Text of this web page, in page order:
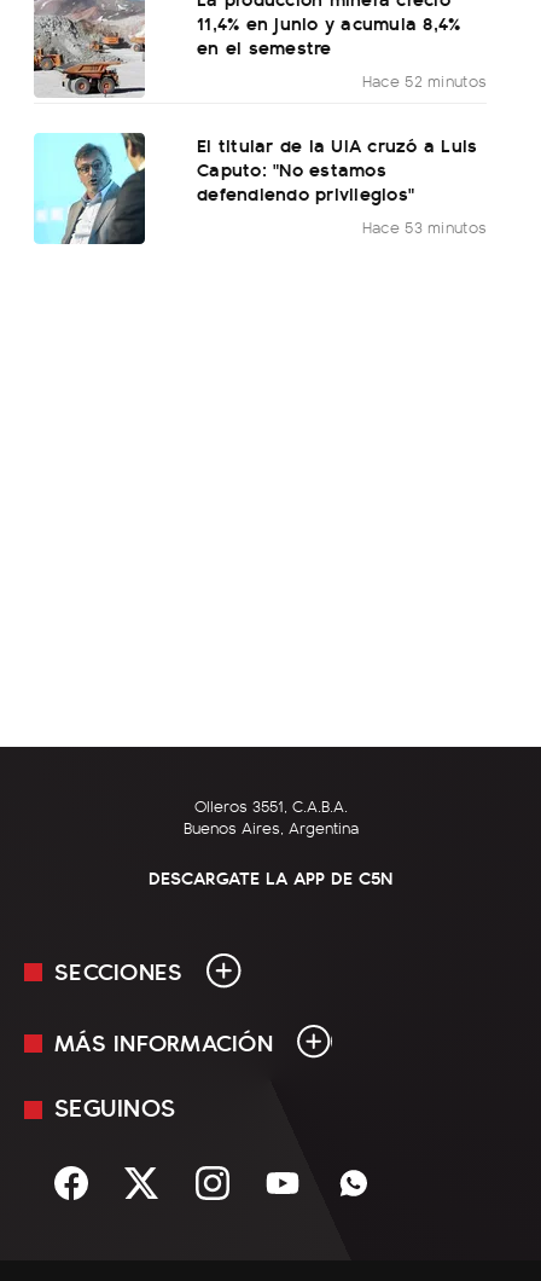
11,4% en junio y acumula 8,4%
en el semestre
Hace 52 minutos
El titular de la UIA cruzó a Luis
Caputo: "No estamos
defendiendo privilegios"
Hace 53 minutos
Olleros 3551, C.A.B.A.
Buenos Aires, Argentina
DESCARGATE LA APP DE C5N
SECCIONES
En Vivo
Sociedad
MÁS INFORMACIÓN
Mediakit
Términos y condiciones
SEGUINOS